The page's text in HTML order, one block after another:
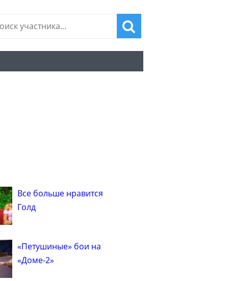
Все больше нравится
Голд
«Петушиные» бои на
«Доме-2»